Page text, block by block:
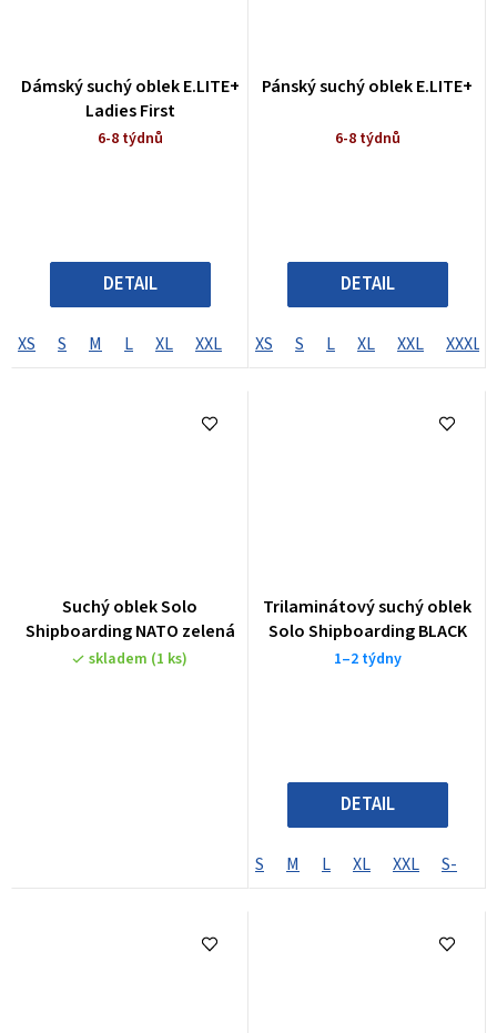
Dámský suchý oblek E.LITE+
Ladies First
6-8 týdnů
DETAIL
XS S M L XL XXL SL ML MLL LS LL XLS
Pánský suchý oblek E.LITE+
6-8 týdnů
DETAIL
XS S L XL XXL XXXL
Suchý oblek Solo
Shipboarding NATO zelená
skladem (1 ks)
Trilaminátový suchý oblek
Solo Shipboarding BLACK
1–2 týdny
DETAIL
S M L XL XXL S-